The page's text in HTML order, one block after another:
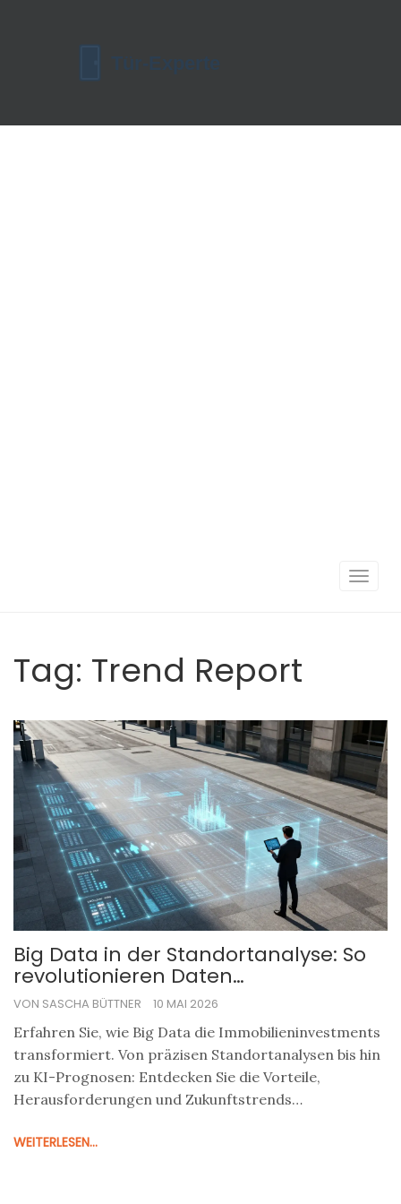
Tag: Trend Report
Big Data in der Standortanalyse: So
revolutionieren Daten
Immobilieninvestments
VON SASCHA BÜTTNER 10 MAI 2026
Erfahren Sie, wie Big Data die Immobilieninvestments
transformiert. Von präzisen Standortanalysen bis hin
zu KI-Prognosen: Entdecken Sie die Vorteile,
Herausforderungen und Zukunftstrends
WEITERLESEN...